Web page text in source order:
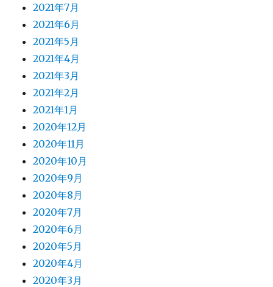
2021年7月
2021年6月
2021年5月
2021年4月
2021年3月
2021年2月
2021年1月
2020年12月
2020年11月
2020年10月
2020年9月
2020年8月
2020年7月
2020年6月
2020年5月
2020年4月
2020年3月